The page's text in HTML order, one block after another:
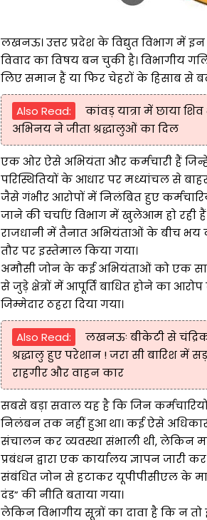
लखनऊ। उत्तर प्रदेश के विद्युत विभाग में इन
विवाद का विषय बन चुकी है। विभागीय
लिए समान हैं या फिर चेहरों के हिसाब से
Also Read:
कांवड़ यात्रा में छाया
अभिनय ने जीता श्रद्धालुओं का दिल
एक ओर ऐसे अभियंता और कर्मचारी हैं
परिस्थितियों के आधार पर मध्यांचल से
जैसे गंभीर आरोपों में निलंबित हुए
जाने की चर्चाएं विभाग में खुलेआम हो रही
राजधानी में तैनात अभियंताओं के बीच भय
तौर पर इस्तेमाल किया गया।
अमौसी जोन के कई अभियंताओं को एक साथ
से जुड़े क्षेत्रों में आपूर्ति बाधित होने का
जिम्मेदार ठहरा दिया गया।
Also Read:
लखनऊः बीकेटी से
श्रद्धालु हुए परेशान ! जरा सी बारिश
राहगीर और वाहन कार
सबसे बड़ा सवाल यह है कि जिन
निलंबन तक नहीं हुआ था। कई ऐसे
संचालन कर व्यवस्था संभाली थी, लेकिन
प्रबंधन द्वारा एक कार्यालय ज्ञापन जारी
संबंधित जोन से हटाकर यूपीपीसीएल के
दंड” की नीति बताया गया।
लेकिन विभागीय सूत्रों का दावा है कि न